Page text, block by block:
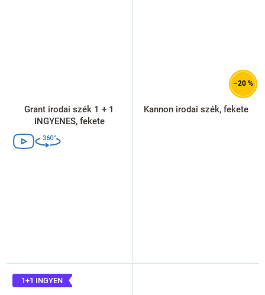
Grant irodai szék 1 + 1
INGYENES, fekete
–20 %
Kannon irodai szék, fekete
1+1 INGYEN